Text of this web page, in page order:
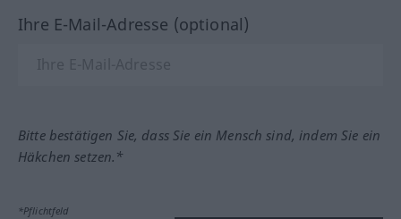
Ihre E-Mail-Adresse (optional)
Bitte bestätigen Sie, dass Sie ein Mensch sind, indem Sie ein
Häkchen setzen.*
*Pflichtfeld